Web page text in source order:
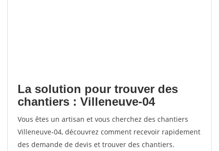
La solution pour trouver des
chantiers : Villeneuve-04
Vous êtes un artisan et vous cherchez des chantiers
Villeneuve-04, découvrez comment recevoir rapidement
des demande de devis et trouver des chantiers.